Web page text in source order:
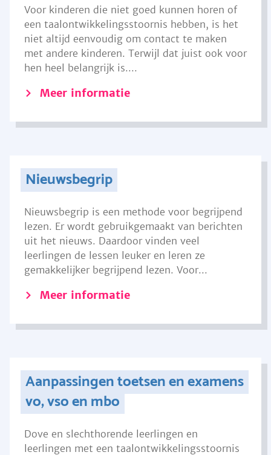
Voor kinderen die niet goed kunnen horen of
een taalontwikkelingsstoornis hebben, is het
niet altijd eenvoudig om contact te maken
met andere kinderen. Terwijl dat juist ook voor
hen heel belangrijk is....
Meer informatie
Nieuwsbegrip
Nieuwsbegrip is een methode voor begrijpend
lezen. Er wordt gebruikgemaakt van berichten
uit het nieuws. Daardoor vinden veel
leerlingen de lessen leuker en leren ze
gemakkelijker begrijpend lezen. Voor...
Meer informatie
Aanpassingen toetsen en examens
vo, vso en mbo
Dove en slechthorende leerlingen en
leerlingen met een taalontwikkelingsstoornis